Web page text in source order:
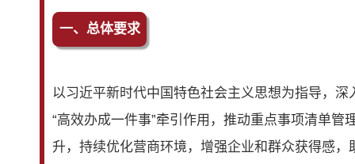
一、总体要求
以习近平新时代中国特色社会主义思想为指导，
“高效办成一件事”牵引作用，推动重点事项清单
升，持续优化营商环境，增强企业和群众获得感，